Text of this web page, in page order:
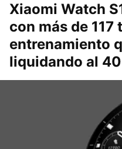
Xiaomi Watch
con más de 117
entrenamiento
liquidando al